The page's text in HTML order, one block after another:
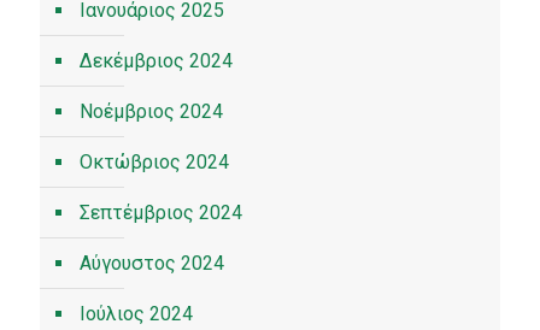
Ιανουάριος 2025
Δεκέμβριος 2024
Νοέμβριος 2024
Οκτώβριος 2024
Σεπτέμβριος 2024
Αύγουστος 2024
Ιούλιος 2024